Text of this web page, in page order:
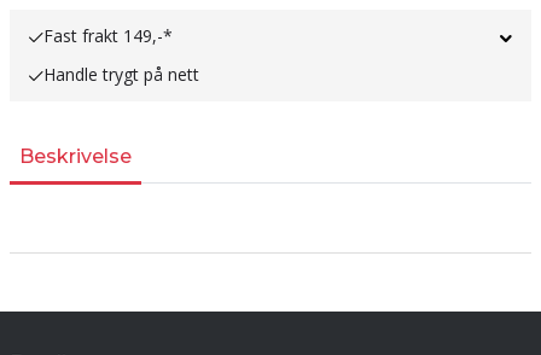
Fast frakt 149,-*
Handle trygt på nett
Beskrivelse